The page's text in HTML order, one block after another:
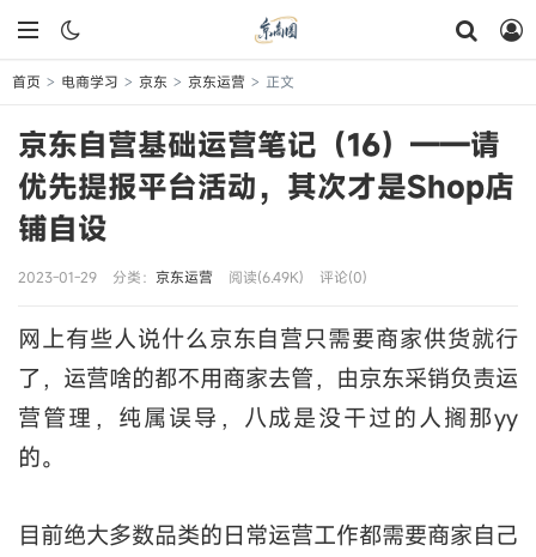
首页 > 电商学习 > 京东 > 京东运营 > 正文
京东自营基础运营笔记（16）——请
优先提报平台活动，其次才是Shop店
铺自设
2023-01-29 分类： 京东运营 阅读(6.49K) 评论(0)
网上有些人说什么京东自营只需要商家供货就行
了，运营啥的都不用商家去管，由京东采销负责运
营管理，纯属误导，八成是没干过的人搁那yy
的。
目前绝大多数品类的日常运营工作都需要商家自己